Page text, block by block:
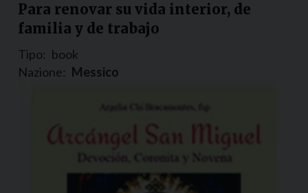
Para renovar su vida interior, de
familia y de trabajo
Tipo: book
Nazione: Messico